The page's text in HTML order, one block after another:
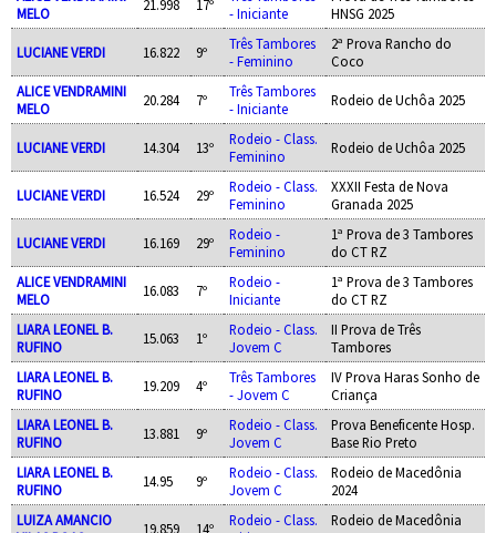
MELO
21.998 17º
- Iniciante
HNSG 2025
LUCIANE VERDI 16.822 9º
Três Tambores
- Feminino
2ª Prova Rancho do
Coco
ALICE VENDRAMINI
MELO
20.284 7º
Três Tambores
- Iniciante
Rodeio de Uchôa 2025
LUCIANE VERDI 14.304 13º
Rodeio - Class.
Feminino
Rodeio de Uchôa 2025
LUCIANE VERDI 16.524 29º
Rodeio - Class.
Feminino
XXXII Festa de Nova
Granada 2025
LUCIANE VERDI 16.169 29º
Rodeio -
Feminino
1ª Prova de 3 Tambores
do CT RZ
ALICE VENDRAMINI
MELO
16.083 7º
Rodeio -
Iniciante
1ª Prova de 3 Tambores
do CT RZ
LIARA LEONEL B.
RUFINO
15.063 1º
Rodeio - Class.
Jovem C
II Prova de Três
Tambores
LIARA LEONEL B.
RUFINO
19.209 4º
Três Tambores
- Jovem C
IV Prova Haras Sonho de
Criança
LIARA LEONEL B.
RUFINO
13.881 9º
Rodeio - Class.
Jovem C
Prova Beneficente Hosp.
Base Rio Preto
LIARA LEONEL B.
RUFINO
14.95 9º
Rodeio - Class.
Jovem C
Rodeio de Macedônia
2024
LUIZA AMANCIO
19.859 14º
Rodeio - Class.
Rodeio de Macedônia